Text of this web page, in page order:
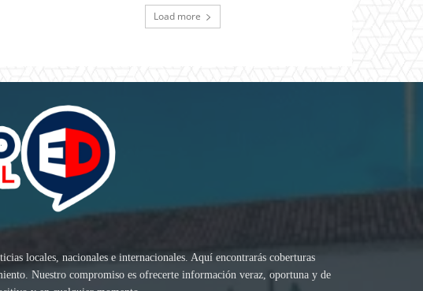
Load more
locales, nacionales e internacionales. Aquí encontrarás coberturas
Nuestro compromiso es ofrecerte información veraz, oportuna y de